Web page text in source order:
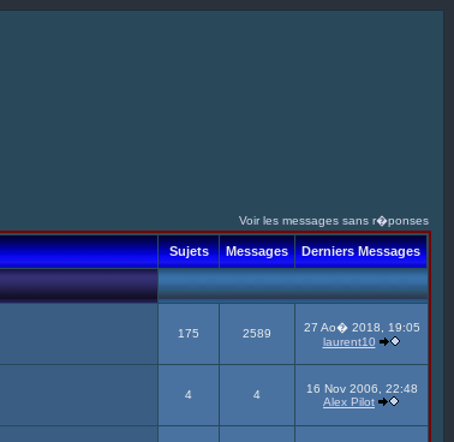
Voir les messages sans r�ponses
Sujets Messages Derniers Messages
175 2589
27 Ao� 2018, 19:05
laurent10
4 4
16 Nov 2006, 22:48
Alex Pilot